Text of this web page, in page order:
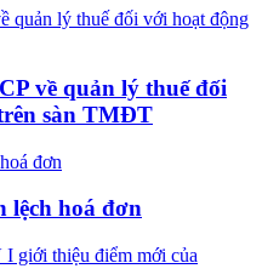
về quản lý thuế đối
sàn TMĐT
lệch hoá đơn